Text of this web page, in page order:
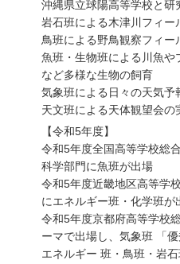
沖縄県立球陽高等学校と研
岩石班による木津川フィー
鳥班による野鳥観察フィー
魚班・生物班による川魚や
など多様な生物の飼育
気象班による日々の天気
天文班による天体観望会の
【令和5年度】
令和5年度全国高等学校総
科学部門に魚班が出場
令和5年度近畿地区高等学
にエネルギー班・化学班が
令和5年度京都府高等学校
ーマで出場し、気象班 「
エネルギー 班・鳥班・岩石